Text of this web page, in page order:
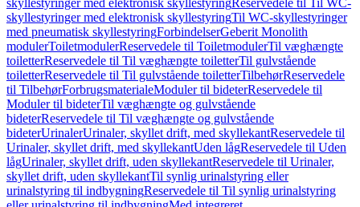
skyllestyringer med elektronisk skyllestyringReservedele til Til WC-
skyllestyringer med elektronisk skyllestyringTil WC-skyllestyringer
med pneumatisk skyllestyringForbindelserGeberit Monolith
modulerToiletmodulerReservedele til ToiletmodulerTil væghængte
toiletterReservedele til Til væghængte toiletterTil gulvstående
toiletterReservedele til Til gulvstående toiletterTilbehørReservedele
til TilbehørForbrugsmaterialeModuler til bideterReservedele til
Moduler til bideterTil væghængte og gulvstående
bideterReservedele til Til væghængte og gulvstående
bideterUrinalerUrinaler, skyllet drift, med skyllekantReservedele til
Urinaler, skyllet drift, med skyllekantUden lågReservedele til Uden
lågUrinaler, skyllet drift, uden skyllekantReservedele til Urinaler,
skyllet drift, uden skyllekantTil synlig urinalstyring eller
urinalstyring til indbygningReservedele til Til synlig urinalstyring